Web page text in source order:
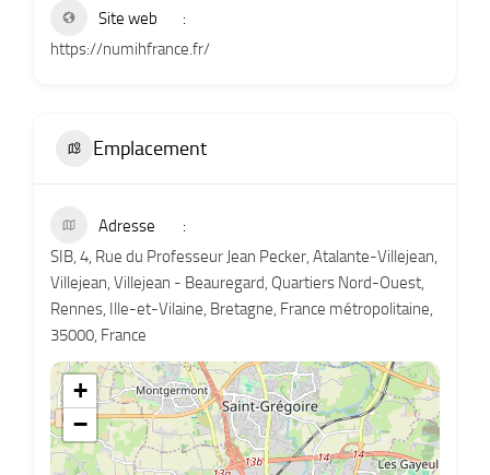
Site web
https://numihfrance.fr/
Emplacement
Adresse
SIB, 4, Rue du Professeur Jean Pecker, Atalante-Villejean,
Villejean, Villejean - Beauregard, Quartiers Nord-Ouest,
Rennes, Ille-et-Vilaine, Bretagne, France métropolitaine,
35000, France
+
−